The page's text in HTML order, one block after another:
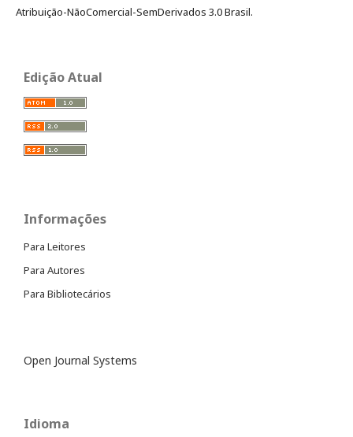
Atribuição-NãoComercial-SemDerivados 3.0 Brasil.
Edição Atual
Informações
Para Leitores
Para Autores
Para Bibliotecários
Open Journal Systems
Idioma